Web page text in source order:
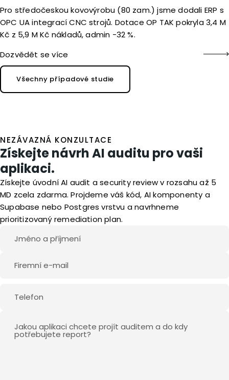
Pro středočeskou kovovýrobu (80 zam.) jsme dodali ERP s
OPC UA integrací CNC strojů. Dotace OP TAK pokryla 3,4 M
Kč z 5,9 M Kč nákladů, admin -32 %.
Dozvědět se více
Všechny případové studie
NEZÁVAZNÁ KONZULTACE
Získejte návrh AI auditu pro vaši
aplikaci.
Získejte úvodní AI audit a security review v rozsahu až 5
MD zcela zdarma. Projdeme váš kód, AI komponenty a
Supabase nebo Postgres vrstvu a navrhneme
prioritizovaný remediation plan.